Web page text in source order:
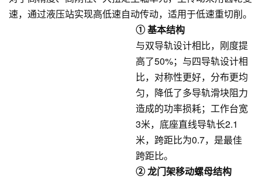
速，通过液压站实现高低速自动传动，适用于低速重切削。
① 基本结构
与双导轨设计相比，刚度提
高了50%；与四导轨设计相
比，对称性更好，分布更均
匀，降低了多导轨滑块阻力
造成的功率损耗；工作台宽
3米，底座直线导轨长2.1
米，跨距比为0.7，是最佳
跨距比。
② 龙门架移动螺母结构